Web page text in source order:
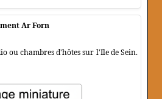
Ar Forn
ou chambres d'hôtes sur l'Ile de Sein.